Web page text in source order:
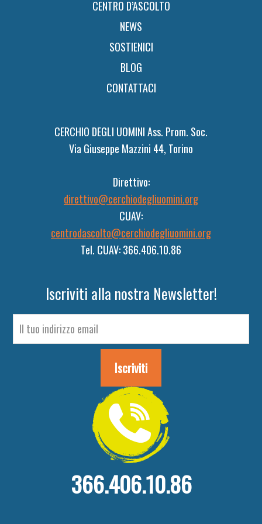
CENTRO D’ASCOLTO
NEWS
SOSTIENICI
BLOG
CONTATTACI
CERCHIO DEGLI UOMINI Ass. Prom. Soc.
Via Giuseppe Mazzini 44, Torino
Direttivo:
direttivo@cerchiodegliuomini.org
CUAV:
centrodascolto@cerchiodegliuomini.org
Tel. CUAV: 366.406.10.86
Iscriviti alla nostra Newsletter!
366.406.10.86